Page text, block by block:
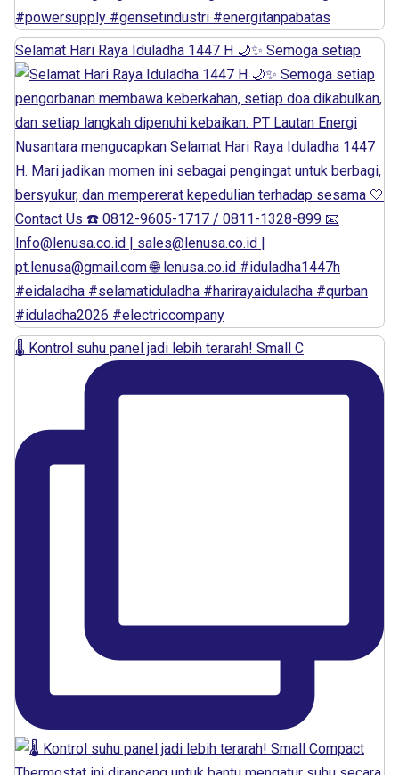
Selamat Hari Raya Iduladha 1447 H 🌙✨ Semoga setiap
🌡️ Kontrol suhu panel jadi lebih terarah! Small C